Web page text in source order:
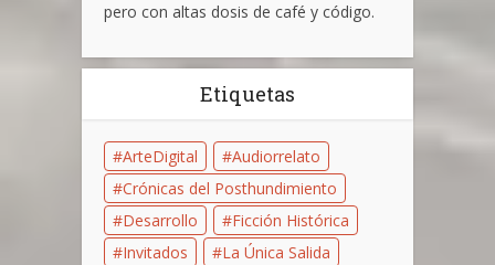
pero con altas dosis de café y código.
Etiquetas
ArteDigital
Audiorrelato
Crónicas del Posthundimiento
Desarrollo
Ficción Histórica
Invitados
La Única Salida